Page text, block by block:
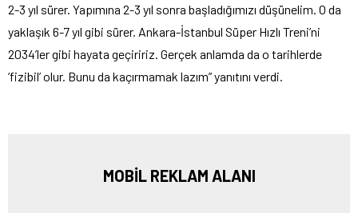
2-3 yıl sürer. Yapımına 2-3 yıl sonra başladığımızı düşünelim. O da
yaklaşık 6-7 yıl gibi sürer. Ankara-İstanbul Süper Hızlı Treni’ni
2034’ler gibi hayata geçiririz. Gerçek anlamda da o tarihlerde
‘fizibil’ olur. Bunu da kaçırmamak lazım” yanıtını verdi.
MOBİL REKLAM ALANI